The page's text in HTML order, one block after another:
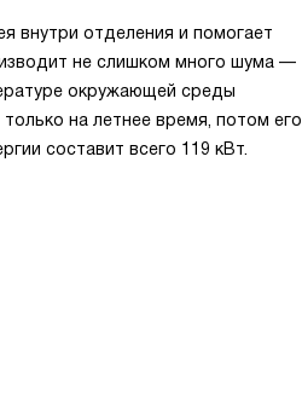
внутри отделения и помогает
не слишком много шума —
окружающей среды
на летнее время, потом его
составит всего 119 кВт.